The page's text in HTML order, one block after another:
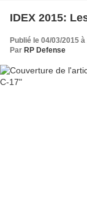
IDEX 2015:
Publié le 04/03/2015
Par RP Defense